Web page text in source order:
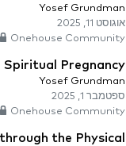
Yosef Grundman
אוגוסט 11, 2025
Onehouse Community מנוי
Spiritual Pregnancy
Yosef Grundman
ספטמבר 1, 2025
Onehouse Community מנוי
the Physical